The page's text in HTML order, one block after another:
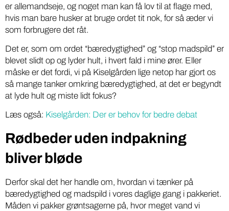
er allemandseje, og noget man kan få lov til at flage med,
hvis man bare husker at bruge ordet tit nok, for så æder vi
som forbrugere det råt.
Det er, som om ordet “bæredygtighed” og “stop madspild” er
blevet slidt op og lyder hult, i hvert fald i mine ører. Eller
måske er det fordi, vi på Kiselgården lige netop har gjort os
så mange tanker omkring bæredygtighed, at det er begyndt
at lyde hult og miste lidt fokus?
Læs også: Kiselgården: Der er behov for bedre debat
Rødbeder uden indpakning
bliver bløde
Derfor skal det her handle om, hvordan vi tænker på
bæredygtighed og madspild i vores daglige gang i pakkeriet.
Måden vi pakker grøntsagerne på, hvor meget vand vi